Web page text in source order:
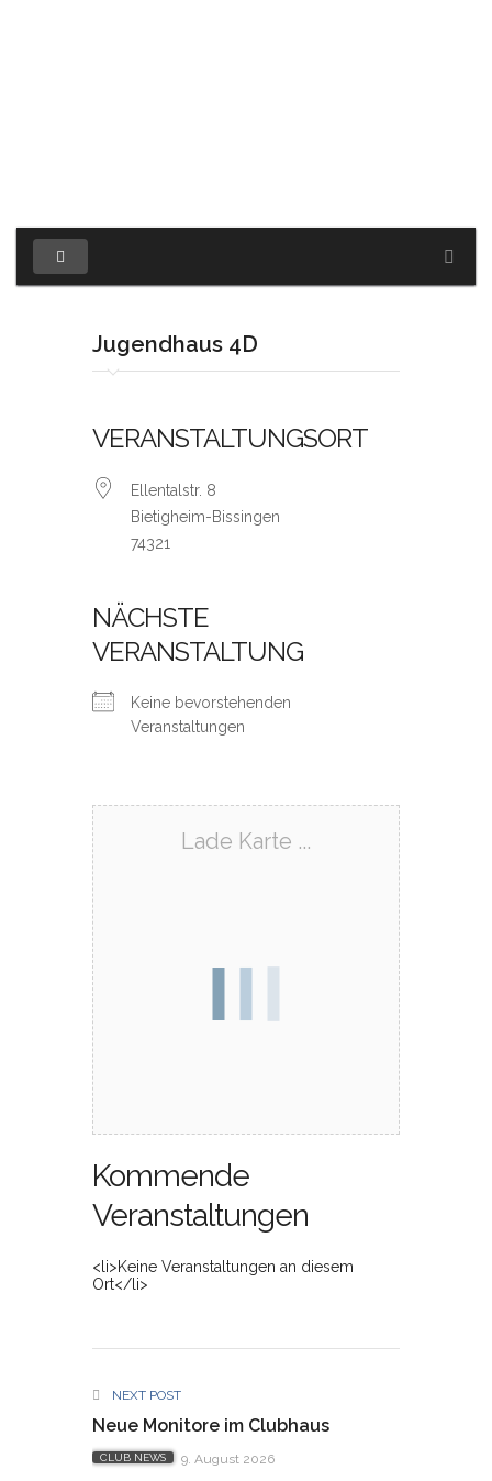
Jugendhaus 4D
VERANSTALTUNGSORT
Ellentalstr. 8
Bietigheim-Bissingen
74321
NÄCHSTE
VERANSTALTUNG
Keine bevorstehenden
Veranstaltungen
Lade Karte ...
Kommende
Veranstaltungen
<li>Keine Veranstaltungen an diesem
Ort</li>
NEXT POST
Neue Monitore im Clubhaus
CLUB NEWS 9. August 2026